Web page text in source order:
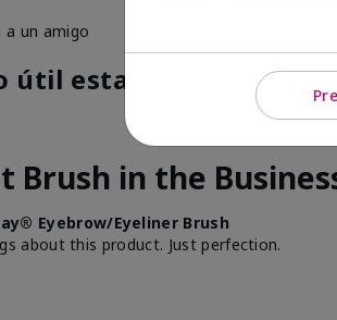
a un amigo
útil esta opinión? 1
Brush in the
Eyebrow/Eyeliner Brush
about this product. Just perfection.